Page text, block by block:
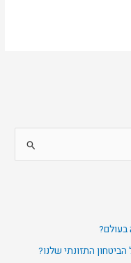
התזונתי שלנו?